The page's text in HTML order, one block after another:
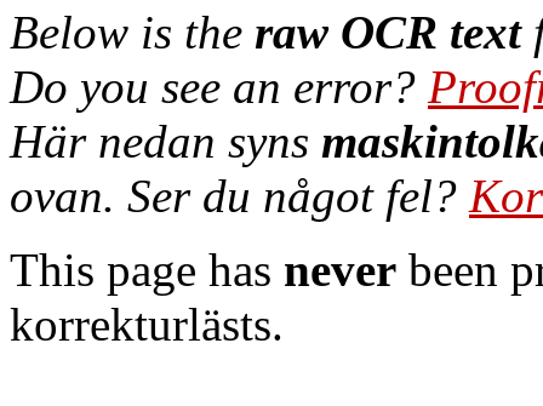
Below is the raw OCR text
Do you see an error?
Här nedan syns
ovan. Ser du något fel?
This page has never been
korrekturlästs.